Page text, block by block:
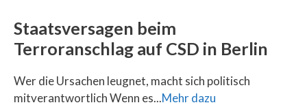
Staatsversagen beim
Terroranschlag auf CSD in Berlin
Wer die Ursachen leugnet, macht sich politisch
mitverantwortlich Wenn es...Mehr dazu